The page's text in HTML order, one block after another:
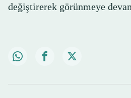
değiştirerek görünmeye